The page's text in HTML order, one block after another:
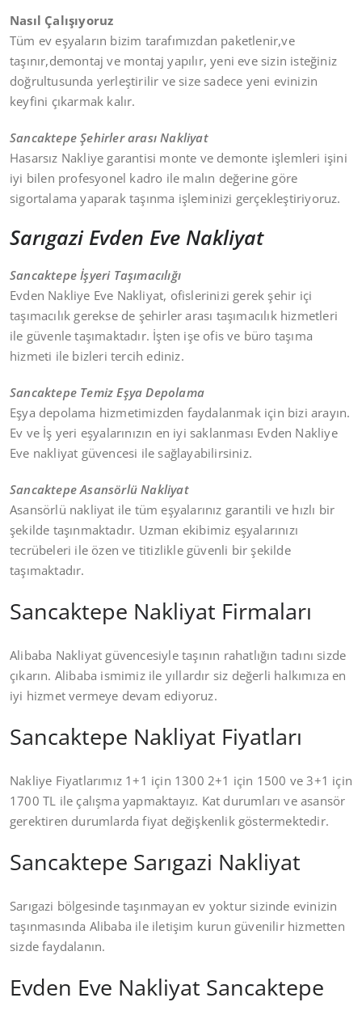
Nasıl Çalışıyoruz
Tüm ev eşyaların bizim tarafımızdan paketlenir,ve
taşınır,demontaj ve montaj yapılır, yeni eve sizin isteğiniz
doğrultusunda yerleştirilir ve size sadece yeni evinizin
keyfini çıkarmak kalır.
Sancaktepe Şehirler arası Nakliyat
Hasarsız Nakliye garantisi monte ve demonte işlemleri işini
iyi bilen profesyonel kadro ile malın değerine göre
sigortalama yaparak taşınma işleminizi gerçekleştiriyoruz.
Sarıgazi Evden Eve Nakliyat
Sancaktepe İşyeri Taşımacılığı
Evden Nakliye Eve Nakliyat, ofislerinizi gerek şehir içi
taşımacılık gerekse de şehirler arası taşımacılık hizmetleri
ile güvenle taşımaktadır. İşten işe ofis ve büro taşıma
hizmeti ile bizleri tercih ediniz.
Sancaktepe Temiz Eşya Depolama
Eşya depolama hizmetimizden faydalanmak için bizi arayın.
Ev ve İş yeri eşyalarınızın en iyi saklanması Evden Nakliye
Eve nakliyat güvencesi ile sağlayabilirsiniz.
Sancaktepe Asansörlü Nakliyat
Asansörlü nakliyat ile tüm eşyalarınız garantili ve hızlı bir
şekilde taşınmaktadır. Uzman ekibimiz eşyalarınızı
tecrübeleri ile özen ve titizlikle güvenli bir şekilde
taşımaktadır.
Sancaktepe Nakliyat Firmaları
Alibaba Nakliyat güvencesiyle taşının rahatlığın tadını sizde
çıkarın. Alibaba ismimiz ile yıllardır siz değerli halkımıza en
iyi hizmet vermeye devam ediyoruz.
Sancaktepe Nakliyat Fiyatları
Nakliye Fiyatlarımız 1+1 için 1300 2+1 için 1500 ve 3+1 için
1700 TL ile çalışma yapmaktayız. Kat durumları ve asansör
gerektiren durumlarda fiyat değişkenlik göstermektedir.
Sancaktepe Sarıgazi Nakliyat
Sarıgazi bölgesinde taşınmayan ev yoktur sizinde evinizin
taşınmasında Alibaba ile iletişim kurun güvenilir hizmetten
sizde faydalanın.
Evden Eve Nakliyat Sancaktepe